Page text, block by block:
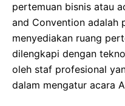
pertemuan bisnis atau
and Convention adalah
menyediakan ruang
dilengkapi dengan
oleh staf profesional
dalam mengatur acara